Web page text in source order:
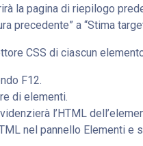
la pagina di riepilogo
precedente” a “Stima
CSS di ciascun
F12.
di elementi.
l’HTML
nel pannello Elementi e